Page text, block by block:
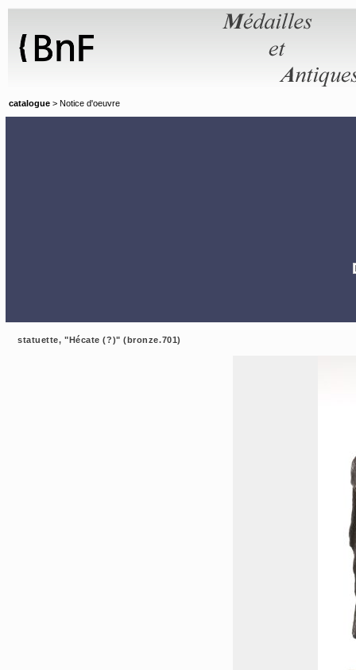
catalogue > Notice d'oeuvre
statuette, "Hécate (?)" (bronze.701)